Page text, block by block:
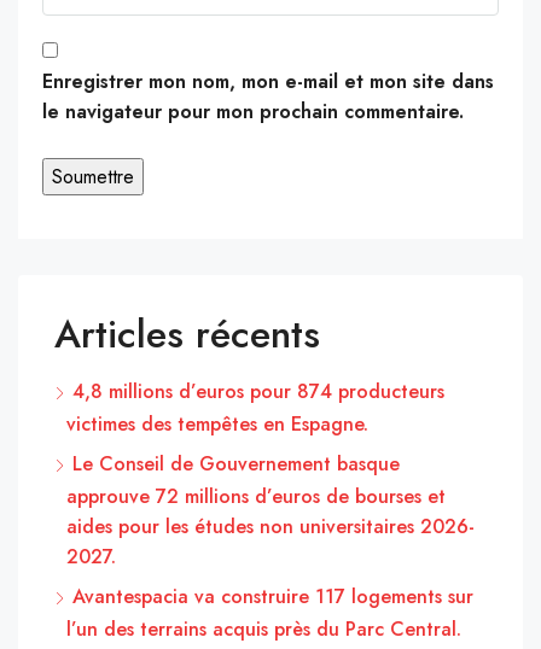
Enregistrer mon nom, mon e-mail et mon site dans
le navigateur pour mon prochain commentaire.
Articles récents
4,8 millions d’euros pour 874 producteurs
victimes des tempêtes en Espagne.
Le Conseil de Gouvernement basque
approuve 72 millions d’euros de bourses et
aides pour les études non universitaires 2026-
2027.
Avantespacia va construire 117 logements sur
l’un des terrains acquis près du Parc Central.